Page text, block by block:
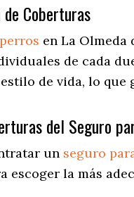
Coberturas
en La Olmeda
de cada
de vida, lo que
del Seguro
un seguro
escoger la más